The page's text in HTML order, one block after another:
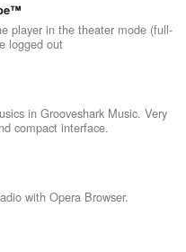
player in the theater mode (full-
logged out
in Grooveshark Music. Very
compact interface.
with Opera Browser.